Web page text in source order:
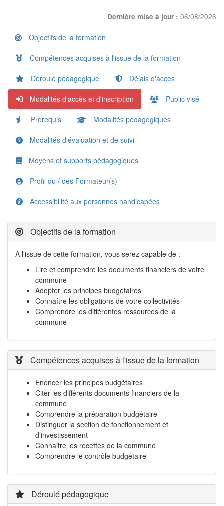
Dernière mise à jour : 06/08/2026
Objectifs de la formation
Compétences acquises à l'issue de la formation
Déroulé pédagogique Délais d'accès
Modalités d'accès et d'inscription Public visé
Prérequis Modalités pédagogiques
Modalités d'évaluation et de suivi
Moyens et supports pédagogiques
Profil du / des Formateur(s)
Accessibilité aux personnes handicapées
Objectifs de la formation
A l'issue de cette formation, vous serez capable de :
Lire et comprendre les documents financiers de votre
commune
Adopter les principes budgétaires
Connaître les obligations de votre collectivités
Comprendre les différentes ressources de la
commune
Compétences acquises à l'issue de la formation
Enoncer les principes budgétaires
Citer les différents documents financiers de la
commune
Comprendre la préparation budgétaire
Distinguer la section de fonctionnement et
d’investissement
Connaitre les recettes de la commune
Comprendre le contrôle budgétaire
Déroulé pédagogique